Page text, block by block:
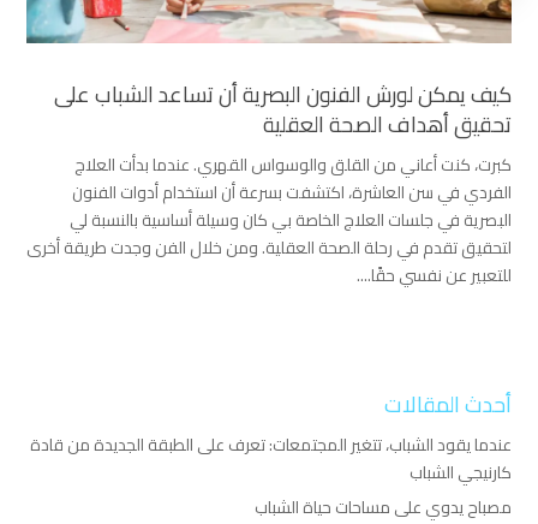
كيف يمكن لورش الفنون البصرية أن تساعد الشباب على
تحقيق أهداف الصحة العقلية
كبرت، كنت أعاني من القلق والوسواس القهري. عندما بدأت العلاج
الفردي في سن العاشرة، اكتشفت بسرعة أن استخدام أدوات الفنون
البصرية في جلسات العلاج الخاصة بي كان وسيلة أساسية بالنسبة لي
لتحقيق تقدم في رحلة الصحة العقلية. ومن خلال الفن وجدت طريقة أخرى
للتعبير عن نفسي حقًا....
أحدث المقالات
عندما يقود الشباب، تتغير المجتمعات: تعرف على الطبقة الجديدة من قادة
كارنيجي الشباب
مصباح يدوي على مساحات حياة الشباب